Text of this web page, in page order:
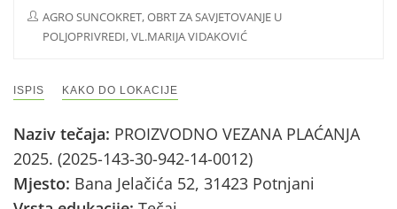
AGRO SUNCOKRET, OBRT ZA SAVJETOVANJE U
POLJOPRIVREDI, VL.MARIJA VIDAKOVIĆ
ISPIS KAKO DO LOKACIJE
Naziv tečaja: PROIZVODNO VEZANA PLAĆANJA
2025. (2025-143-30-942-14-0012)
Mjesto: Bana Jelačića 52, 31423 Potnjani